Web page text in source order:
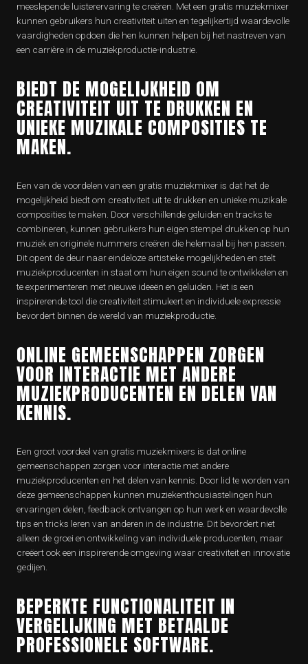
meeslepende luisterervaring te creëren. Met een gratis muziekmixer
kunnen gebruikers hun creativiteit uiten en tegelijkertijd waardevolle
vaardigheden opdoen die hen kunnen helpen bij het nastreven van
een carrière in de muziekproductie-industrie.
BIEDT DE MOGELIJKHEID OM
CREATIVITEIT UIT TE DRUKKEN EN
UNIEKE MUZIKALE COMPOSITIES TE
MAKEN.
Een van de voordelen van een gratis muziekmixer is dat het de
mogelijkheid biedt om creativiteit uit te drukken en unieke muzikale
composities te maken. Door verschillende geluiden en tracks te
combineren, kunnen gebruikers hun eigen stempel drukken op hun
muziek en originele nummers creëren die helemaal bij hen passen.
Dit opent de deur naar eindeloze artistieke mogelijkheden en stelt
muziekproducenten in staat om hun eigen sound te ontwikkelen en
te experimenteren met nieuwe ideeën en geluiden. Het is een
inspirerende tool die creativiteit stimuleert en individuele expressie
bevordert binnen de wereld van muziekproductie.
ONLINE GEMEENSCHAPPEN ZORGEN
VOOR INTERACTIE MET ANDERE
MUZIEKPRODUCENTEN EN DELEN VAN
KENNIS.
Een groot voordeel van gratis muziekmixers is dat online
gemeenschappen zorgen voor interactie met andere
muziekproducenten en het delen van kennis. Door lid te worden van
deze gemeenschappen kunnen muziekenthousiastelingen hun
ervaringen delen, feedback ontvangen op hun werk en waardevolle
tips en tricks leren van anderen in de industrie. Dit bevordert niet
alleen de groei en ontwikkeling van individuele producenten, maar
creëert ook een inspirerende omgeving waar creativiteit en innovatie
gedijen.
BEPERKTE FUNCTIONALITEIT IN
VERGELIJKING MET BETAALDE
PROFESSIONELE SOFTWARE.